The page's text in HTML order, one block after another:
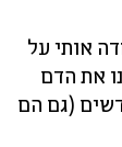
אותי על
את הדם
(גם הם